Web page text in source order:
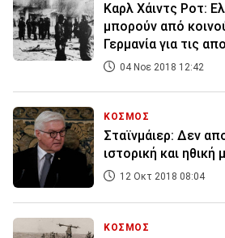
Καρλ Χάιντς Ροτ:
μπορούν από
Γερμανία για τις
04 Νοε 2018 12:42
ΚΟΣΜΟΣ
Σταϊνμάιερ: Δεν
ιστορική και ηθική
12 Οκτ 2018 08:04
ΚΟΣΜΟΣ